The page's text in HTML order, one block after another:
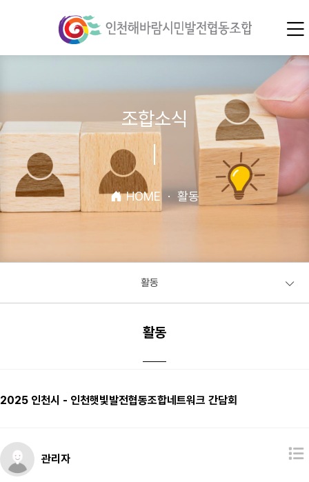
조합소식
HOME · 활동
활동
활동
2025 인천시 - 인천햇빛발전협동조합네트워크 간담회
관리자